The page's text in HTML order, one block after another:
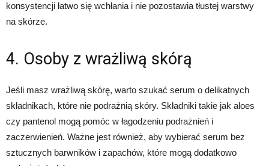
konsystencji łatwo się wchłania i nie pozostawia tłustej warstwy
na skórze.
4. Osoby z wrażliwą skórą
Jeśli masz wrażliwą skórę, warto szukać serum o delikatnych
składnikach, które nie podrażnią skóry. Składniki takie jak aloes
czy pantenol mogą pomóc w łagodzeniu podrażnień i
zaczerwienień. Ważne jest również, aby wybierać serum bez
sztucznych barwników i zapachów, które mogą dodatkowo